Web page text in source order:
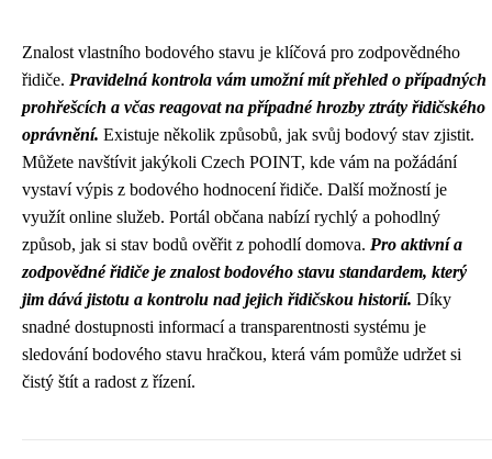
Znalost vlastního bodového stavu je klíčová pro zodpovědného
řidiče. Pravidelná kontrola vám umožní mít přehled o případných
prohřešcích a včas reagovat na případné hrozby ztráty řidičského
oprávnění. Existuje několik způsobů, jak svůj bodový stav zjistit.
Můžete navštívit jakýkoli Czech POINT, kde vám na požádání
vystaví výpis z bodového hodnocení řidiče. Další možností je
využít online služeb. Portál občana nabízí rychlý a pohodlný
způsob, jak si stav bodů ověřit z pohodlí domova. Pro aktivní a
zodpovědné řidiče je znalost bodového stavu standardem, který
jim dává jistotu a kontrolu nad jejich řidičskou historií. Díky
snadné dostupnosti informací a transparentnosti systému je
sledování bodového stavu hračkou, která vám pomůže udržet si
čistý štít a radost z řízení.